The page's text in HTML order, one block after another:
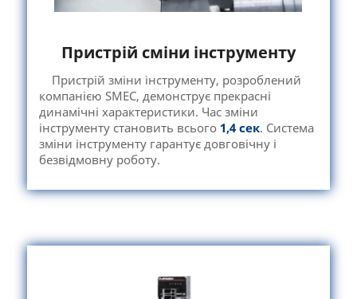
Пристрій сміни інструменту
Пристрій зміни інструменту, розроблений
компанією SMEC, демонструє прекрасні
динамічні характеристики. Час зміни
інструменту становить всього 1,4 сек. Система
зміни інструменту гарантує довговічну і
безвідмовну роботу.